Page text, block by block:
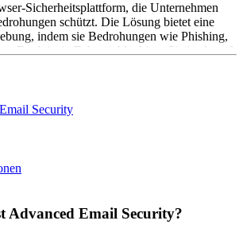
Sicherheitsplattform, die Unternehmen
schützt. Die Lösung bietet eine
indem sie Bedrohungen wie Phishing,
Exploits in Echtzeit blockiert. Sie ist darauf
von Endgeräten zu erhöhen und den
zu schützen. Die Preise gibt es auf
Security
Advanced Email Security?